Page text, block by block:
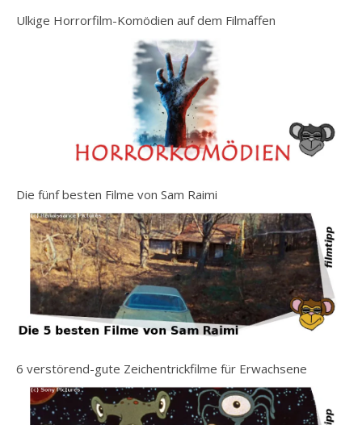
Ulkige Horrorfilm-Komödien auf dem Filmaffen
Die fünf besten Filme von Sam Raimi
6 verstörend-gute Zeichentrickfilme für Erwachsene